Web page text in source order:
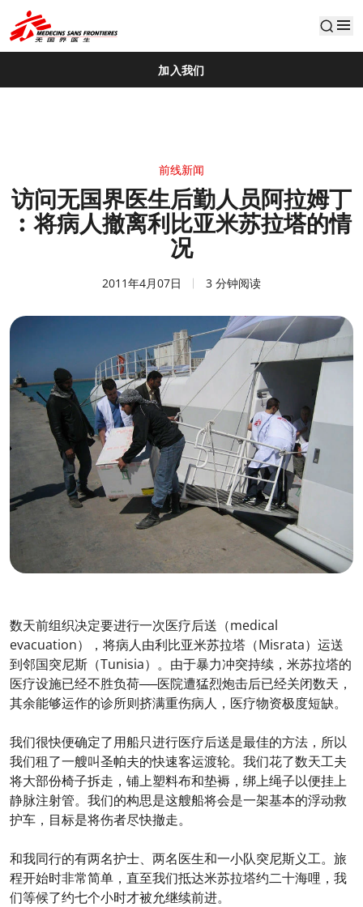
default
加入我们
前线新闻
访问无国界医生后勤人员阿拉姆丁
︰将病人撤离利比亚米苏拉塔的情
况
2011年4月07日 3 分钟阅读
数天前组织决定要进行一次医疗后送（medical
evacuation），将病人由利比亚米苏拉塔（Misrata）运送
到邻国突尼斯（Tunisia）。由于暴力冲突持续，米苏拉塔的
医疗设施已经不胜负荷──医院遭猛烈炮击后已经关闭数天，
其余能够运作的诊所则挤满重伤病人，医疗物资极度短缺。
我们很快便确定了用船只进行医疗后送是最佳的方法，所以
我们租了一艘叫圣帕夫的快速客运渡轮。我们花了数天工夫
将大部份椅子拆走，铺上塑料布和垫褥，绑上绳子以便挂上
静脉注射管。我们的构思是这艘船将会是一架基本的浮动救
护车，目标是将伤者尽快撤走。
和我同行的有两名护士、两名医生和一小队突尼斯义工。旅
程开始时非常简单，直至我们抵达米苏拉塔约二十海哩，我
们等候了约七个小时才被允继续前进。